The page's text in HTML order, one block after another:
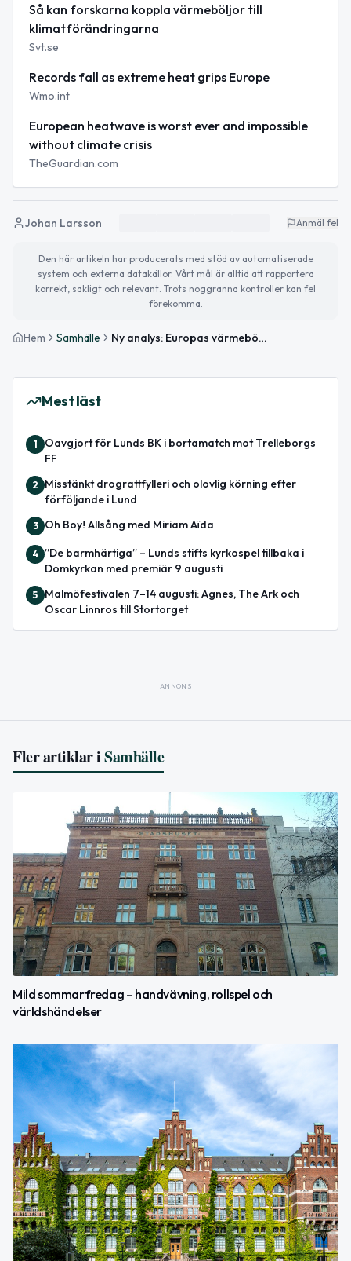
Så kan forskarna koppla värmeböljor till
klimatförändringarna
Svt.se
Records fall as extreme heat grips Europe
Wmo.int
European heatwave is worst ever and impossible
without climate crisis
TheGuardian.com
Johan Larsson Anmäl fel
Den här artikeln har producerats med stöd av automatiserade
system och externa datakällor. Vårt mål är alltid att rapportera
korrekt, sakligt och relevant. Trots noggranna kontroller kan fel
förekomma.
Hem Samhälle Ny analys: Europas värmebölja 2026 nära omöjlig utan mänsklig uppvärmning
Mest läst
1
Oavgjort för Lunds BK i bortamatch mot Trelleborgs
FF
2
Misstänkt drograttfylleri och olovlig körning efter
förföljande i Lund
3 Oh Boy! Allsång med Miriam Aïda
4
”De barmhärtiga” – Lunds stifts kyrkospel tillbaka i
Domkyrkan med premiär 9 augusti
5
Malmöfestivalen 7–14 augusti: Agnes, The Ark och
Oscar Linnros till Stortorget
ANNONS
Fler artiklar iSamhälle
Mild sommarfredag – handvävning, rollspel och
världshändelser